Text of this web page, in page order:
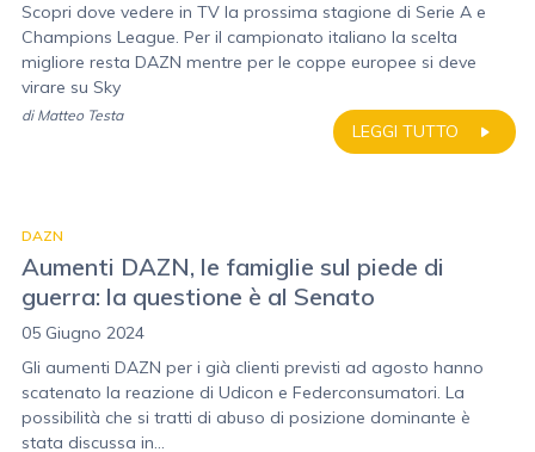
Scopri dove vedere in TV la prossima stagione di Serie A e
Champions League. Per il campionato italiano la scelta
migliore resta DAZN mentre per le coppe europee si deve
virare su Sky
LEGGI TUTTO
di Matteo Testa
DAZN
Aumenti DAZN, le famiglie sul piede di
guerra: la questione è al Senato
05 Giugno 2024
Gli aumenti DAZN per i già clienti previsti ad agosto hanno
scatenato la reazione di Udicon e Federconsumatori. La
possibilità che si tratti di abuso di posizione dominante è
stata discussa in...